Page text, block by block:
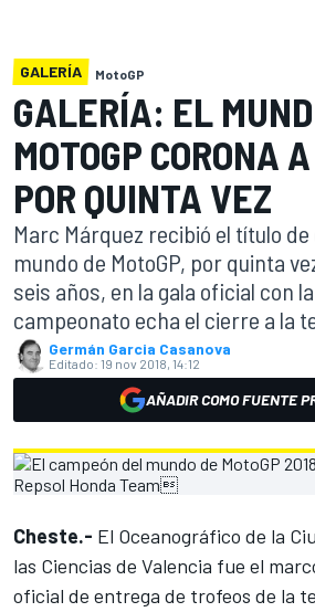
GALERÍA MotoGP
GALERÍA: EL
MOTOGP CORONA
POR QUINTA VEZ
Marc Márquez recibió el título
mundo de MotoGP, por quinta
seis años, en la gala oficial con
campeonato echa el cierre a la
Germán Garcia Casanova
Editado: 19 nov 2018, 14:12
AÑADIR COMO FUENTE
Cheste.- El Oceanográfico de la
las Ciencias de Valencia fue el
oficial de entrega de trofeos de la